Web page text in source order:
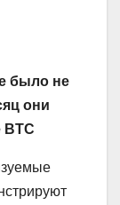
было не
они
BTC